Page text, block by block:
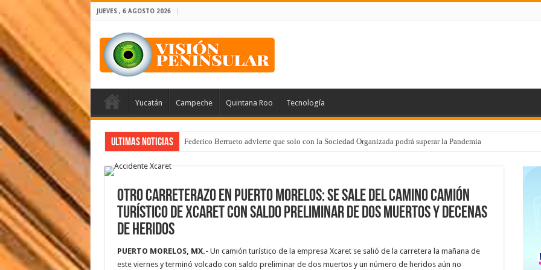
JUEVES , 6 AGOSTO 2026
Yucatán Campeche Quintana Roo Tecnología
Ultimas Noticias Federico Berrueto advierte que solo con la Sociedad Organizada podrá superar la Pandemia
OTRO CARRETERAZO EN PUERTO MORELOS: Se sale del camino camión
turístico de Xcaret con saldo preliminar de dos muertos y decenas
de heridos
PUERTO MORELOS, MX.- Un camión turístico de la empresa Xcaret se salió de la carretera la mañana de
este viernes y terminó volcado con saldo preliminar de dos muertos y un número de heridos aún no